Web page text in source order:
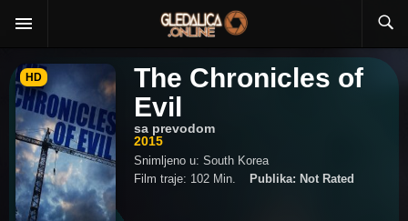
HD
The Chronicles of
Evil
sa prevodom
2015
Snimljeno u: South Korea
Film traje: 102 Min.
Publika: Not Rated